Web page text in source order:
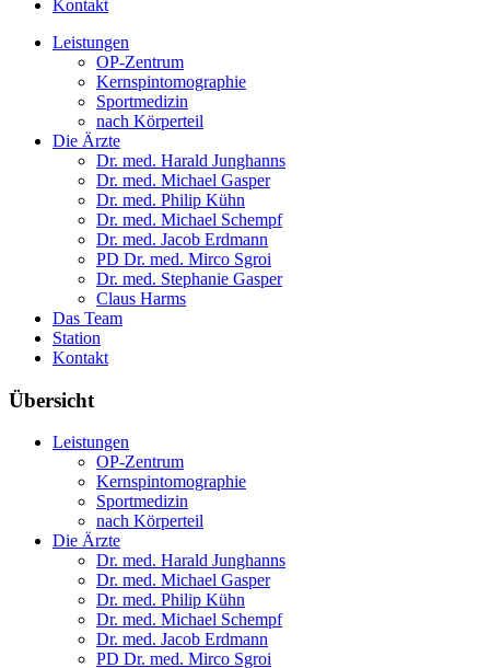
Kontakt
Leistungen
OP-Zentrum
Kernspintomographie
Sportmedizin
nach Körperteil
Die Ärzte
Dr. med. Harald Junghanns
Dr. med. Michael Gasper
Dr. med. Philip Kühn
Dr. med. Michael Schempf
Dr. med. Jacob Erdmann
PD Dr. med. Mirco Sgroi
Dr. med. Stephanie Gasper
Claus Harms
Das Team
Station
Kontakt
Übersicht
Leistungen
OP-Zentrum
Kernspintomographie
Sportmedizin
nach Körperteil
Die Ärzte
Dr. med. Harald Junghanns
Dr. med. Michael Gasper
Dr. med. Philip Kühn
Dr. med. Michael Schempf
Dr. med. Jacob Erdmann
PD Dr. med. Mirco Sgroi